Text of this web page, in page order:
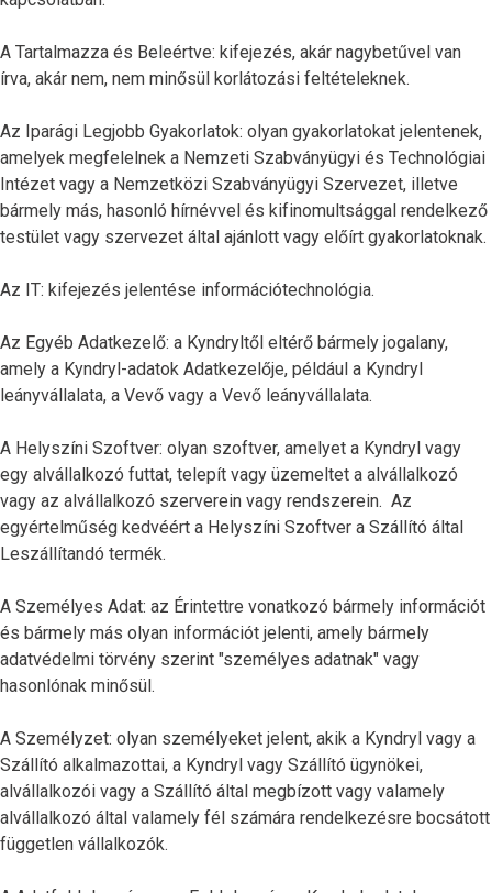
A Tartalmazza és Beleértve: kifejezés, akár nagybetűvel van
írva, akár nem, nem minősül korlátozási feltételeknek.
Az Iparági Legjobb Gyakorlatok: olyan gyakorlatokat jelentenek,
amelyek megfelelnek a Nemzeti Szabványügyi és Technológiai
Intézet vagy a Nemzetközi Szabványügyi Szervezet, illetve
bármely más, hasonló hírnévvel és kifinomultsággal rendelkező
testület vagy szervezet által ajánlott vagy előírt gyakorlatoknak.
Az IT: kifejezés jelentése információtechnológia.
Az Egyéb Adatkezelő: a Kyndryltől eltérő bármely jogalany,
amely a Kyndryl-adatok Adatkezelője, például a Kyndryl
leányvállalata, a Vevő vagy a Vevő leányvállalata.
A Helyszíni Szoftver: olyan szoftver, amelyet a Kyndryl vagy
egy alvállalkozó futtat, telepít vagy üzemeltet a alvállalkozó
vagy az alvállalkozó szerverein vagy rendszerein. Az
egyértelműség kedvéért a Helyszíni Szoftver a Szállító által
Leszállítandó termék.
A Személyes Adat: az Érintettre vonatkozó bármely információt
és bármely más olyan információt jelenti, amely bármely
adatvédelmi törvény szerint "személyes adatnak" vagy
hasonlónak minősül.
A Személyzet: olyan személyeket jelent, akik a Kyndryl vagy a
Szállító alkalmazottai, a Kyndryl vagy Szállító ügynökei,
alvállalkozói vagy a Szállító által megbízott vagy valamely
alvállalkozó által valamely fél számára rendelkezésre bocsátott
független vállalkozók.